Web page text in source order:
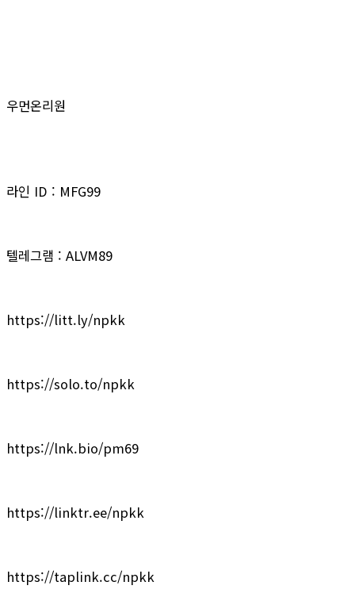
우먼온리원
라인 ID : MFG99
텔레그램 : ALVM89
https://litt.ly/npkk
https://solo.to/npkk
https://lnk.bio/pm69
https://linktr.ee/npkk
https://taplink.cc/npkk